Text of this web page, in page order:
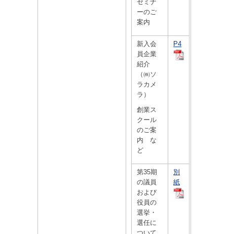
セミナ
ーのご
案内
新入会
員企業
紹介
（㈱ソ
ラカメ
ラ）
創業ス
クール
のご案
内 な
ど
P4
第35期
の議員
および
役員の
選挙・
選任に
別
紙